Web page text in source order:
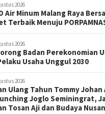
2026
Air Minum Malang Raya
Terbaik Menuju
2026
Badan Perekonomian
Usaha Unggul 2030
2026
Ulang Tahun Tommy
Joglo Seminingrat,
Tosan Aji dan Budaya